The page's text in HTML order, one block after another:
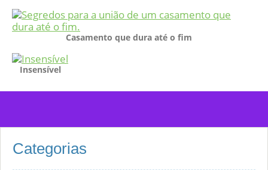
Casamento que dura até o fim
Insensível
Categorias